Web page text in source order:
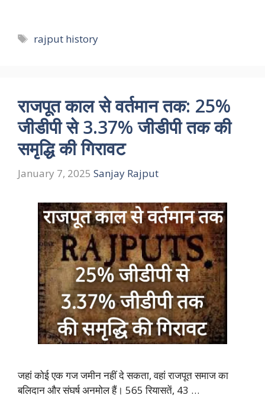
Tags
rajput history
राजपूत काल से वर्तमान तक: 25%
जीडीपी से 3.37% जीडीपी तक की
समृद्धि की गिरावट
January 7, 2025 Sanjay Rajput
जहां कोई एक गज जमीन नहीं दे सकता, वहां राजपूत समाज का
बलिदान और संघर्ष अनमोल हैं। 565 रियासतें, 43 …